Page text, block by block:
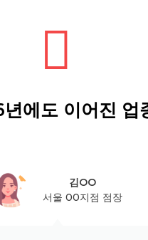
에도 이어진 업
김OO
서울 00지점 점장